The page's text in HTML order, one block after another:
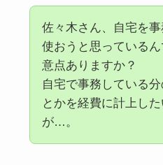
佐々木さん、自宅を
使おうと思っている
意点ありますか？
自宅で事務している
とかを経費に計上し
が…。